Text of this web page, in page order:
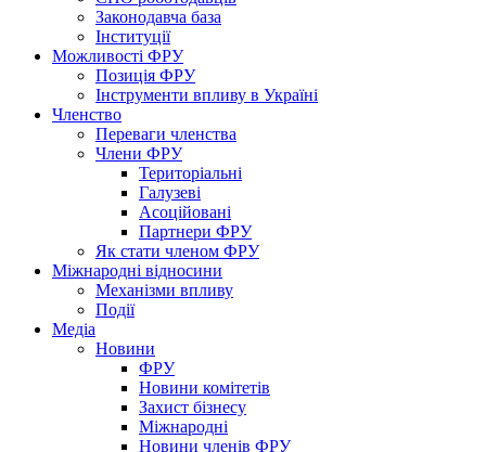
Законодавча база
Інституції
Можливості ФРУ
Позиція ФРУ
Інструменти впливу в Україні
Членство
Переваги членства
Члени ФРУ
Територіальні
Галузеві
Асоційовані
Партнери ФРУ
Як стати членом ФРУ
Міжнародні відносини
Механізми впливу
Події
Медіа
Новини
ФРУ
Новини комітетів
Захист бізнесу
Міжнародні
Новини членів ФРУ